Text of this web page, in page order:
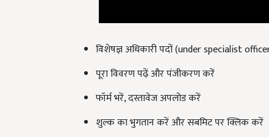
पूरा विवरण पढ़ें और पंजीकरण करें
फॉर्म भरें, दस्तावेज अपलोड करें
शुल्क का भुगतान करें और सबमिट पर क्लिक करें